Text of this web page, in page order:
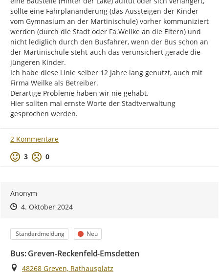
sollte eine Fahrplanänderung (das Aussteigen der Kinder
vom Gymnasium an der Martinischule) vorher kommuniziert
werden (durch die Stadt oder Fa.Weilke an die Eltern) und
nicht lediglich durch den Busfahrer, wenn der Bus schon an
der Martinischule steht-auch das verunsichert gerade die
jüngeren Kinder.
Ich habe diese Linie selber 12 Jahre lang genutzt, auch mit
Firma Weilke als Betreiber.
Derartige Probleme haben wir nie gehabt.
Hier sollten mal ernste Worte der Stadtverwaltung
gesprochen werden.
2 Kommentare
Positive Bewertung
3 Negative Bewertung
0
Anonym
Zeitpunkt des Erstellens
Zeitpunkt des Erstellens
4. Oktober 2024Zur Äußerung
Kategorie
Standardmeldung Status
Neu
Bus: Greven-Reckenfeld-Emsdetten
Ort
48268 Greven, Rathausplatz